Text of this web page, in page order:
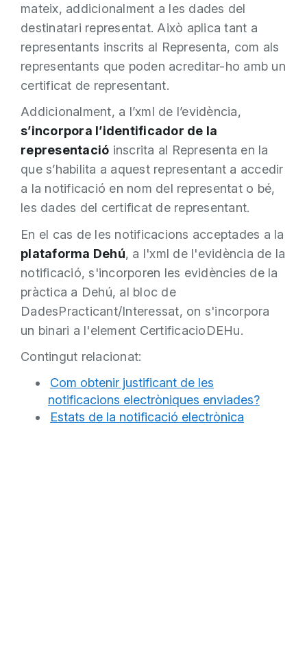
mateix, addicionalment a les dades del
destinatari representat. Això aplica tant a
representants inscrits al Representa, com als
representants que poden acreditar-ho amb un
certificat de representant.
Addicionalment, a l’xml de l’evidència,
s’incorpora l’identificador de la
representació inscrita al Representa en la
que s’habilita a aquest representant a accedir
a la notificació en nom del representat o bé,
les dades del certificat de representant.
En el cas de les notificacions acceptades a la
plataforma Dehú, a l'xml de l'evidència de la
notificació, s'incorporen les evidències de la
pràctica a Dehú, al bloc de
DadesPracticant/Interessat, on s'incorpora
un binari a l'element CertificacioDEHu.
Contingut relacionat:
Com obtenir justificant de les
notificacions electròniques enviades?
Estats de la notificació electrònica